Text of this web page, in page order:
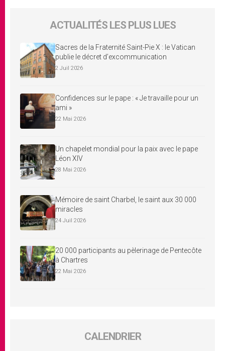
ACTUALITÉS LES PLUS LUES
Sacres de la Fraternité Saint-Pie X : le Vatican
publie le décret d’excommunication
2 Juil 2026
Confidences sur le pape : « Je travaille pour un
ami »
22 Mai 2026
Un chapelet mondial pour la paix avec le pape
Léon XIV
28 Mai 2026
Mémoire de saint Charbel, le saint aux 30 000
miracles
24 Juil 2026
20 000 participants au pèlerinage de Pentecôte
à Chartres
22 Mai 2026
CALENDRIER